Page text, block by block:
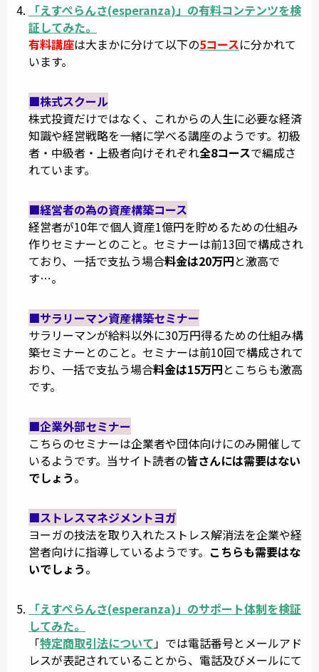
「えすぺらんさ(esperanza)」の有料コンテンツを検
証してみた。
有料講座は大まかに分けて以下の5コースに分かれて
います。
■株式スクール
株式投資だけではなく、これからの人生に必要な経済
知識や経営戦略を一緒に学べる講座のようです。初級
者・中級者・上級者向けそれぞれ全8コースで編成さ
れています。
■経営者の為の資産構築コース
経営者が10年で個人資産1億円を貯めるための仕組み
作りセミナーとのこと。セミナーは前13回で構成され
ており、一括で支払う場合料金は20万円と激高で
す…。
■サラリーマン資産構築セミナー
サラリーマンが給料以外に30万円得るための仕組み構
築セミナーとのこと。セミナーは前10回で構成されて
おり、一括で支払う場合料金は15万円とこちらも激高
です。
■企業外部セミナー
こちらのセミナーは企業者や団体向けにのみ開催して
いるようです。当サイト読者の皆さんには需要はない
でしょう。
■ストレスマネジメントヨガ
ヨーガの技法を取り入れたストレス解消法を企業や経
営者向けに指導しているようです。 こちらも需要はな
いでしょう。
「えすぺらんさ(esperanza)」のサポート体制を検証
してみた。
「特定商取引法について」では電話番号とメールアド
レスが表記されていることから、電話及びメールにて